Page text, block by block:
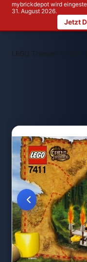
mybrickdepot wird
31. August 2026.
Jetzt
LEGO Themen >